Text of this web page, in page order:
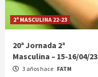
2ª MASCULINA 22-23
20ª Jornada 2ª
Masculina – 15-16/04/23
3 años hace FATM